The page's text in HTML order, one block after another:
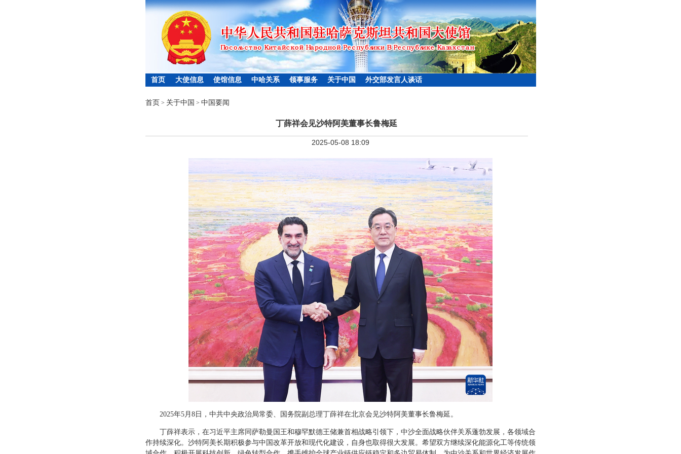
首页 大使信息 使馆信息 中哈关系 领事服务 关于中国 外交部发言人谈话
首页 > 关于中国 > 中国要闻
丁薛祥会见沙特阿美董事长鲁梅延
2025-05-08 18:09
2025年5月8日，中共中央政治局常委、国务院副总理丁薛祥在北京会见沙特阿美董事长鲁梅延。
丁薛祥表示，在习近平主席同萨勒曼国王和穆罕默德王储兼首相战略引领下，中沙全面战略伙伴关系蓬勃发展，各领域合
作持续深化。沙特阿美长期积极参与中国改革开放和现代化建设，自身也取得很大发展。希望双方继续深化能源化工等传统领